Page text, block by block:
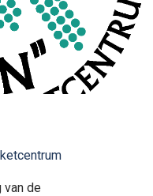
van de